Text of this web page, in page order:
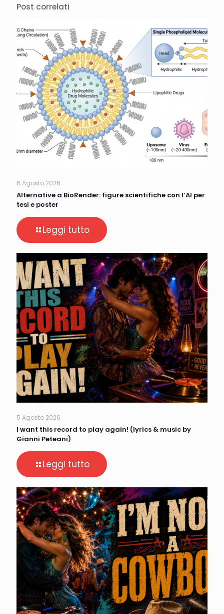
Post correlati
6 Agosto 2026
Alternative a BioRender: figure scientifiche con l’AI per
tesi e poster
Leggi tutto
5 Agosto 2026
I want this record to play again! (lyrics & music by
Gianni Peteani)
Leggi tutto